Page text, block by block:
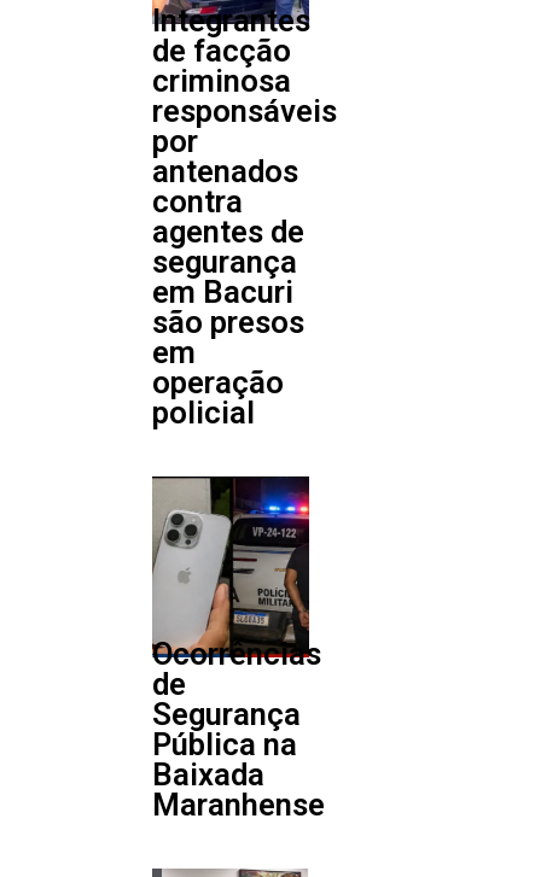
Integrantes
de facção
criminosa
responsáveis
por
antenados
contra
agentes de
segurança
em Bacuri
são presos
em
operação
policial
Ocorrências
de
Segurança
Pública na
Baixada
Maranhense